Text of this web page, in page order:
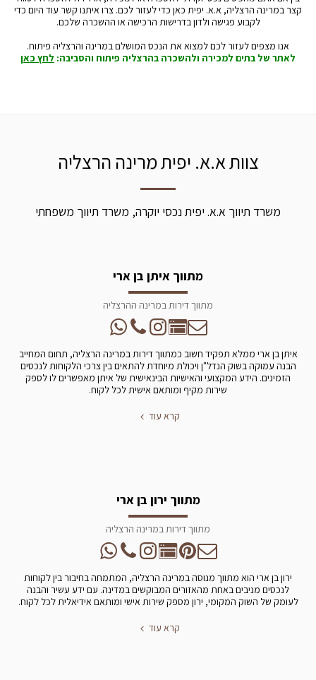
קצר במרינה הרצליה, א.א. יפית כאן כדי לעזור לכם. צרו איתנו קשר עוד היום כדי
לקבוע פגישה ולדון בדרישות הרכישה או ההשכרה שלכם.
אנו מצפים לעזור לכם למצוא את הנכס המושלם במרינה והרצליה פיתוח.
לאתר של בתים למכירה ולהשכרה בהרצליה פיתוח והסביבה:לחץ כאן
צוות א.א. יפית מרינה הרצליה
משרד תיווך א.א. יפית נכסי יוקרה, משרד תיווך משפחתי
מתווך איתן בן ארי
מתווך דירות במרינה ההרצליה
איתן בן ארי ממלא תפקיד חשוב כמתווך דירות במרינה הרצליה, תחום המחייב
הבנה עמוקה בשוק הנדל"ן ויכולת מיוחדת להתאים בין צרכי הלקוחות לנכסים
הזמינים. הידע המקצועי והאישיות הבינאישית של איתן מאפשרים לו לספק
שירות מקיף ומותאם אישית לכל לקוח.
קרא עוד
מתווך ירון בן ארי
מתווך דירות במרינה הרצליה
ירון בן ארי הוא מתווך מנוסה במרינה הרצליה, המתמחה בחיבור בין לקוחות
לנכסים מניבים באחת מהאזורים המבוקשים במדינה. עם ידע עשיר והבנה
לעומק של השוק המקומי, ירון מספק שירות אישי ומותאם אידיאלית לכל לקוח.
קרא עוד